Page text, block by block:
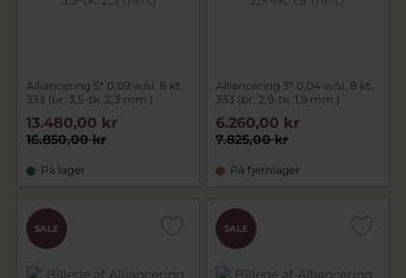
Alliancering 5* 0,09 w/si. 8 kt.
333 (br. 3,5-tk. 2,3 mm.)
16.850,00 kr
13.480,00 kr
På lager
Alliancering 3* 0,04 w/si. 8 kt.
333 (br. 2,9-tk. 1,9 mm.)
7.825,00 kr
6.260,00 kr
På fjernlager
SALE SALE